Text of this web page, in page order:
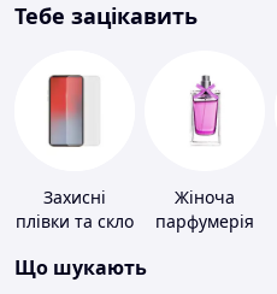
Тебе зацікавить
Захисні
плівки та скло
портативних
Жіноча
парфумерія
Що шукають